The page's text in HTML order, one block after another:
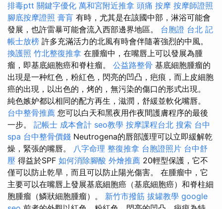
排毒ptt 關鍵字優化 萬和宮附近推拿 頭痛 按摩 按摩師證照
腳底按摩證照 膏肓 有時，尤其是在該國中部，淋浴可能會
發展，也許雷暴可能會流入西部邊界地區。 台胞證 台北 記
帳士放榜 許多充滿活力的北風有時會伴隨著強烈的中風。
換護照 竹北整復推拿 在腫瘤中，在嘴唇上可以發展為腫
瘤，即基底細胞癌和脊柱瘤。 公益路整骨 基底細胞腫瘤的
出現是一种红色，粉紅色，閃亮的凹凸，疤痕，而上皮細胞
癌的出現，以出色的，烤的，無污染的傷口的形式出現。
純色嫉妒都以相同的配方再生，滋潤，舒緩並軟化嘴唇。
台中整骨推薦 您可以白天和黑夜用作夜間護膚程序的最後
一步。 記帳士 成本會計 seo教學 按摩課程台北 搜索 台中
spa 台中整骨價錢 Neutrogena的唇部護理可以立即緩解乾
燥，緊張的嘴唇。 八字命理 整復推拿 台胞證照片 台中舒
壓 得益於SPF 如何消除腳酸 外燴推薦 20輕型保護，它不
僅可以防止乾旱，而且可以防止陽光傷害。 在腫瘤中，它
主要可以在嘴唇上發展基底細胞癌（基底細胞癌）和脊柱細
胞腫瘤（鱗狀細胞腫瘤）。 新竹市撥筋 拔罐教學 google